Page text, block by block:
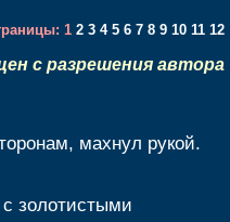
1 2 3 4 5 6 7 8 9 10 11 12
с разрешения автора
махнул рукой.
золотистыми